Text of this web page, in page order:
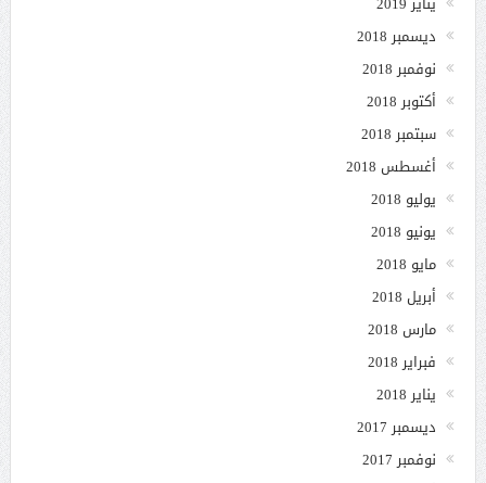
ديسمبر 2018
نوفمبر 2018
أكتوبر 2018
سبتمبر 2018
أغسطس 2018
يوليو 2018
يونيو 2018
مايو 2018
أبريل 2018
مارس 2018
فبراير 2018
يناير 2018
ديسمبر 2017
نوفمبر 2017